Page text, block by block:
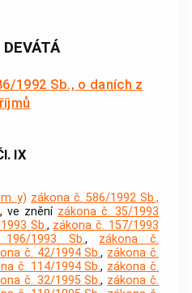
1992 Sb., o daních z
IX
y) zákona č. 586/1992 Sb.,
, ve znění zákona č. 35/1993
Sb., zákona č. 157/1993
1993 Sb., zákona č.
č. 42/1994 Sb., zákona č.
č. 114/1994 Sb., zákona č.
č. 32/1995 Sb., zákona č.